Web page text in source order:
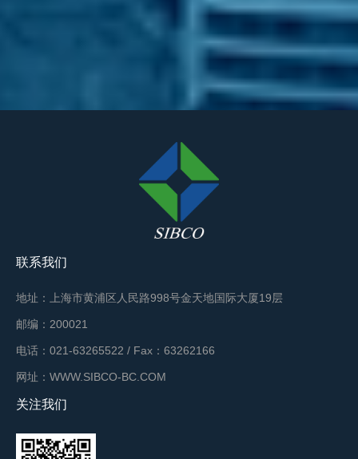
联系我们
地址：上海市黄浦区人民路998号金天地国际大厦19层
邮编：200021
电话：021-63265522 / Fax：63262166
网址：WWW.SIBCO-BC.COM
关注我们